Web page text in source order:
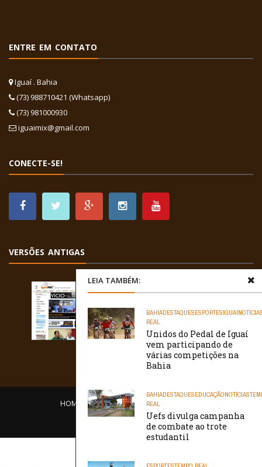
LEIA TAMBÉM:
BAHIADESTAQUESESPORTESIGUAÍ
REAL
Unidos do Pedal de Iguaí
vem participando de
várias competições na
Bahia
BAHIADESTAQUESEDUCAÇÃONOTÍCIAS
REAL
Uefs divulga campanha
de combate ao trote
estudantil
ENTRE EM CONTATO
Iguaí . Bahia
(73) 988710421 (Whatsapp)
(73) 981000930
iguaimix@gmail.com
CONECTE-SE!
VERSÕES ANTIGAS
HOME EQUIPE O PORTAL
/// WebtivaHOSTING